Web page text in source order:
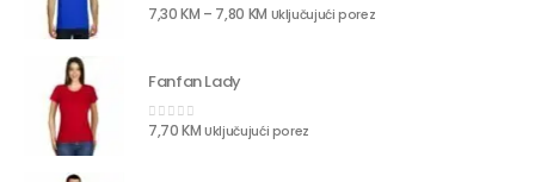
0 out of 5
7,30KM – 7,80 KM Uključujući porez
Fanfan Lady
0 out of 5
7,70KM Uključujući porez